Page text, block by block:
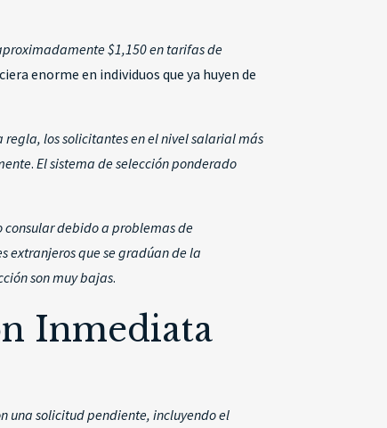
$1,150 en tarifas de
enorme en individuos que ya huyen de
regla, los solicitantes en el nivel salarial más
.El sistema de selección ponderado
debido a problemas de
extranjeros que se gradúan de la
son muy bajas.
Inmediata
una solicitud pendiente, incluyendo el